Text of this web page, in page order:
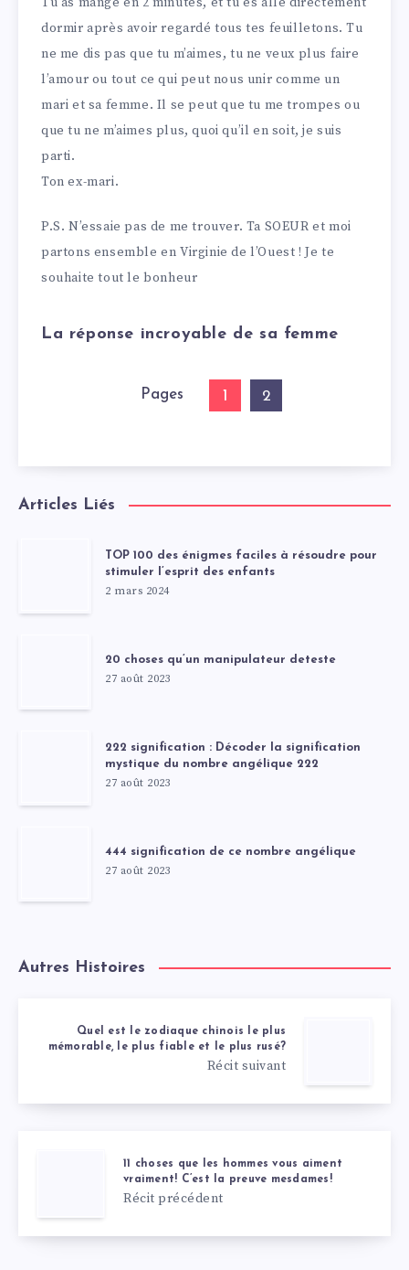
dormir après avoir regardé tous tes feuilletons. Tu
ne me dis pas que tu m’aimes, tu ne veux plus faire
l’amour ou tout ce qui peut nous unir comme un
mari et sa femme. Il se peut que tu me trompes ou
que tu ne m’aimes plus, quoi qu’il en soit, je suis
parti.
Ton ex-mari.
P.S. N’essaie pas de me trouver. Ta SOEUR et moi
partons ensemble en Virginie de l’Ouest ! Je te
souhaite tout le bonheur
La réponse incroyable de sa femme
Pages 1 2
Articles Liés
TOP 100 des énigmes faciles à résoudre pour
stimuler l’esprit des enfants
2 mars 2024
20 choses qu’un manipulateur deteste
27 août 2023
222 signification : Décoder la signification
mystique du nombre angélique 222
27 août 2023
444 signification de ce nombre angélique
27 août 2023
Autres Histoires
Quel est le zodiaque chinois le plus
mémorable, le plus fiable et le plus rusé?
Récit suivant
11 choses que les hommes vous aiment
vraiment! C’est la preuve mesdames!
Récit précédent